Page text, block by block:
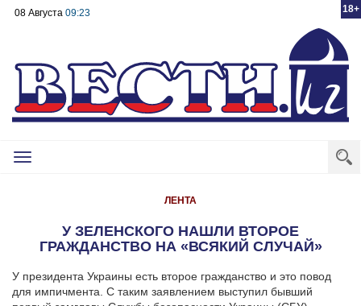
18+
08 Августа 09:23
Toggle
ЛЕНТА
У ЗЕЛЕНСКОГО НАШЛИ ВТОРОЕ
ГРАЖДАНСТВО НА «ВСЯКИЙ СЛУЧАЙ»
У президента Украины есть второе гражданство и это повод
для импичмента. С таким заявлением выступил бывший